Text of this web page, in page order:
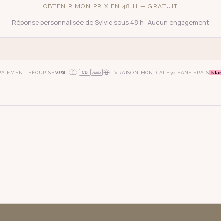
OBTENIR MON PRIX EN 48 H — GRATUIT
Réponse personnalisée de Sylvie sous 48 h · Aucun engagement
SÉCURISÉ CB AMEX LIVRAISON MONDIALE 3× SANS FRAIS